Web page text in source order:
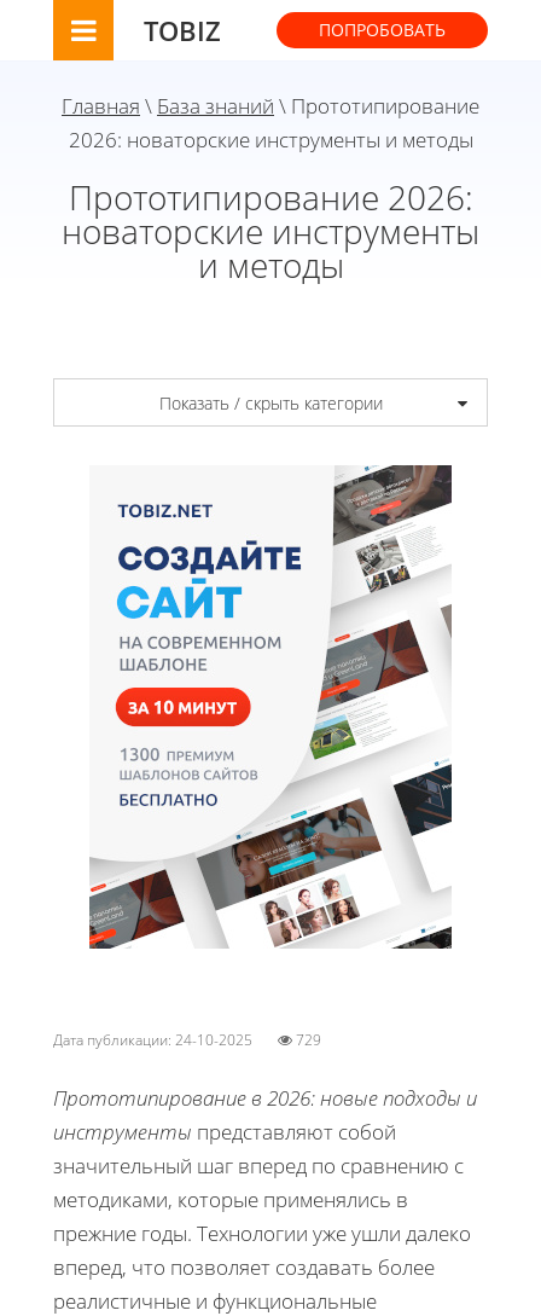
TOBIZ ПОПРОБОВАТЬ
Главная \ База знаний \ Прототипирование
2026: новаторские инструменты и методы
Прототипирование 2026:
новаторские инструменты
и методы
Показать / скрыть категории
Дата публикации: 24-10-2025 729
Прототипирование в 2026: новые подходы и
инструменты представляют собой
значительный шаг вперед по сравнению с
методиками, которые применялись в
прежние годы. Технологии уже ушли далеко
вперед, что позволяет создавать более
реалистичные и функциональные